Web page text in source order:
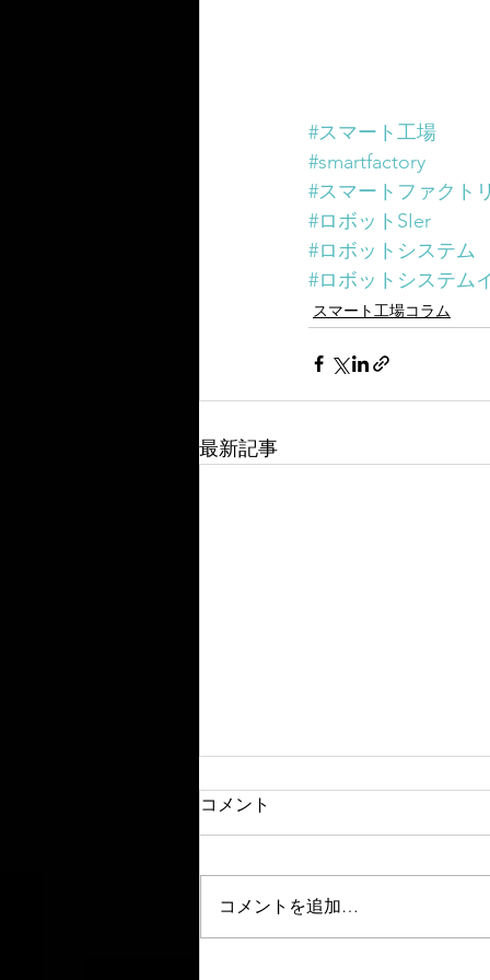
#スマート工場
#smartfactory
#スマートファクト
#ロボットSIer
#ロボットシステム
#ロボットシステム
スマート工場コラム
最新記事
コメント
コメントを追加…